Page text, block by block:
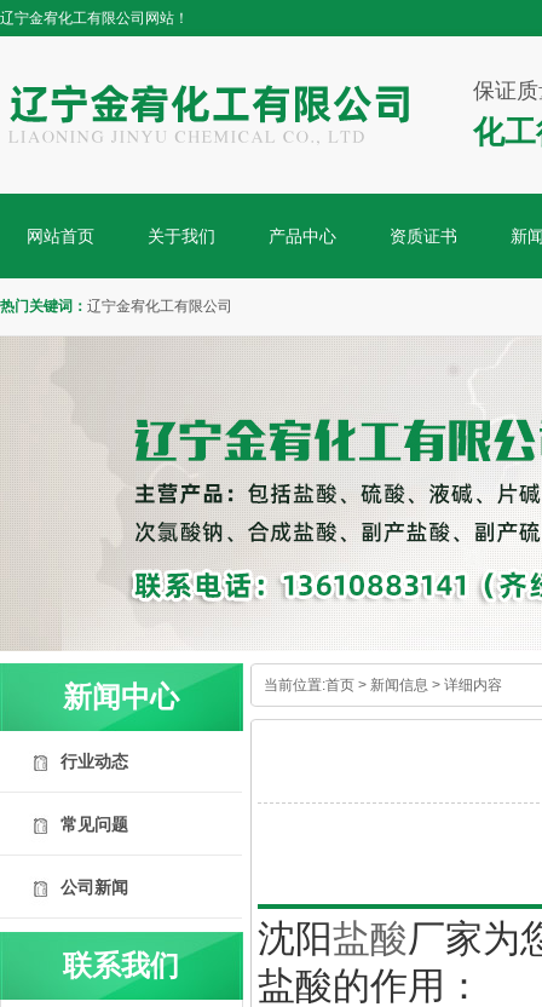
辽宁金宥化工有限公司网站！
保证
化
网站首页 关于我们 产品中心 资质证书 新
热门关键词： 辽宁金宥化工有限公司
当前位置:首页 > 新闻信息 > 详细内容
沈阳盐酸厂家为
盐酸的作用：
新闻中心
行业动态
常见问题
公司新闻
联系我们